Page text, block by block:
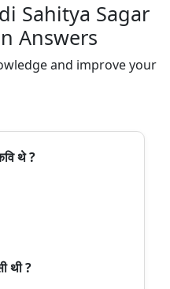
Sahitya Sagar
Answers
and improve your
थे ?
थी ?